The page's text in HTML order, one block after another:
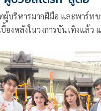
ผู้บริหารมากฝีมือ และพาร์ท
องหลังในวงการบันเทิงแล้ว
มี อ๊อฟ-พงษ์พัฒน์ วชิรบรรจง